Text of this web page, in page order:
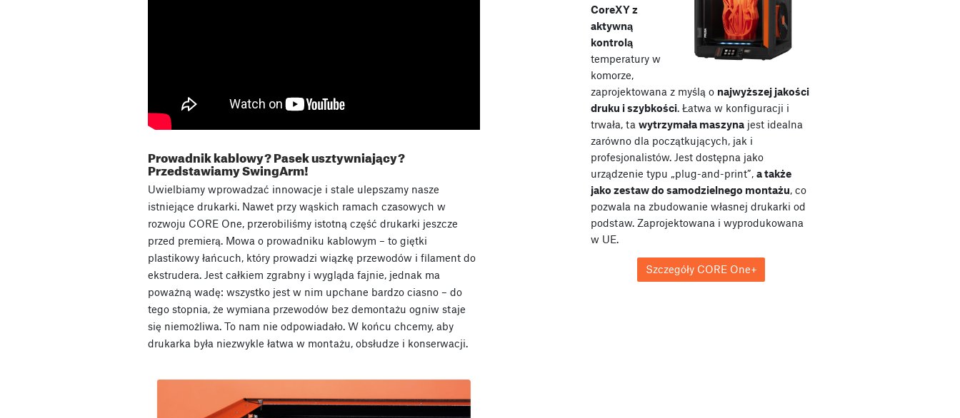
Prowadnik kablowy? Pasek usztywniający?
Przedstawiamy SwingArm!
Uwielbiamy wprowadzać innowacje i stale ulepszamy nasze
istniejące drukarki. Nawet przy wąskich ramach czasowych w
rozwoju CORE One, przerobiliśmy istotną część drukarki jeszcze
przed premierą. Mowa o prowadniku kablowym – to giętki
plastikowy łańcuch, który prowadzi wiązkę przewodów i filament do
ekstrudera. Jest całkiem zgrabny i wygląda fajnie, jednak ma
poważną wadę: wszystko jest w nim upchane bardzo ciasno – do
tego stopnia, że wymiana przewodów bez demontażu ogniw staje
się niemożliwa. To nam nie odpowiadało. W końcu chcemy, aby
drukarka była niezwykle łatwa w montażu, obsłudze i konserwacji.
CoreXY z
aktywną
kontrolą
temperatury w
komorze,
zaprojektowana z myślą o najwyższej jakości
druku i szybkości. Łatwa w konfiguracji i
trwała, ta wytrzymała maszynajest idealna
zarówno dla początkujących, jak i
profesjonalistów. Jest dostępna jako
urządzenie typu „plug-and-print”, a także
jako zestaw do samodzielnego montażu, co
pozwala na zbudowanie własnej drukarki od
podstaw. Zaprojektowana i wyprodukowana
w UE.
Szczegóły CORE One+